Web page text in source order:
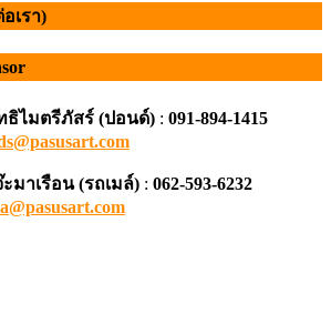
เรา)
ไมตรีภัสร์ (ปอนด์) : 091-894-1415
มาเรือน (รถเมล์) : 062-593-6232